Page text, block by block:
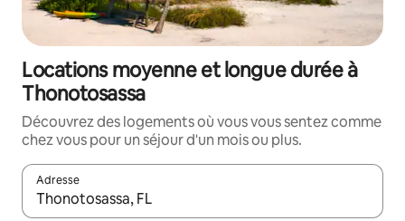
Locations moyenne et longue durée à
Thonotosassa
Découvrez des logements où vous vous sentez comme
chez vous pour un séjour d'un mois ou plus.
Adresse
Lorsque les résultats s'affichent, utilisez les flèches vers le